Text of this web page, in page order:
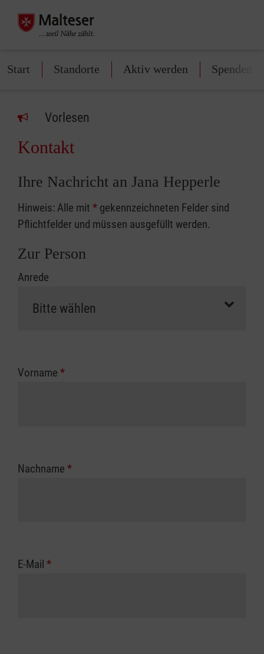
Start Standorte Aktiv werden Spenden
Vorlesen
Kontakt
Ihre Nachricht an Jana Hepperle
Hinweis: Alle mit * gekennzeichneten Felder sind
Pflichtfelder und müssen ausgefüllt werden.
Zur Person
Anrede
Vorname *
Nachname *
E-Mail *